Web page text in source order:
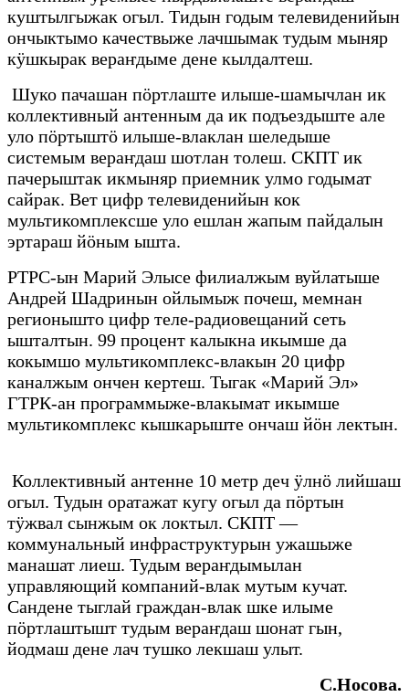
куштылгыжак огыл. Тидын годым телевиденийын
ончыктымо качествыже лачшымак тудым мыняр
кӱшкырак вераҥдыме дене кылдалтеш.
Шуко пачашан пӧртлаште илыше-шамычлан ик
коллективный антенным да ик подъездыште але
уло пӧртыштӧ илыше-влаклан шеледыше
системым вераҥдаш шотлан толеш. СКПТ ик
пачерыштак икмыняр приемник улмо годымат
сайрак. Вет цифр телевиденийын кок
мультикомплексше уло ешлан жапым пайдалын
эртараш йӧным ышта.
РТРС-ын Марий Элысе филиалжым вуйлатыше
Андрей Шадринын ойлымыж почеш, мемнан
регионышто цифр теле-радиовещаний сеть
ышталтын. 99 процент калыкна икымше да
кокымшо мультикомплекс-влакын 20 цифр
каналжым ончен кертеш. Тыгак «Марий Эл»
ГТРК-ан программыже-влакымат икымше
мультикомплекс кышкарыште ончаш йӧн лектын.
Коллективный антенне 10 метр деч ӱлнӧ лийшаш
огыл. Тудын оратажат кугу огыл да пӧртын
тӱжвал сынжым ок локтыл. СКПТ —
коммунальный инфраструктурын ужашыже
манашат лиеш. Тудым вераҥдымылан
управляющий компаний-влак мутым кучат.
Сандене тыглай граждан-влак шке илыме
пӧртлаштышт тудым вераҥдаш шонат гын,
йодмаш дене лач тушко лекшаш улыт.
С.Носова.